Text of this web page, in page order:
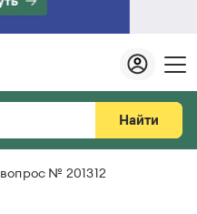
Найти
вопрос № 201312